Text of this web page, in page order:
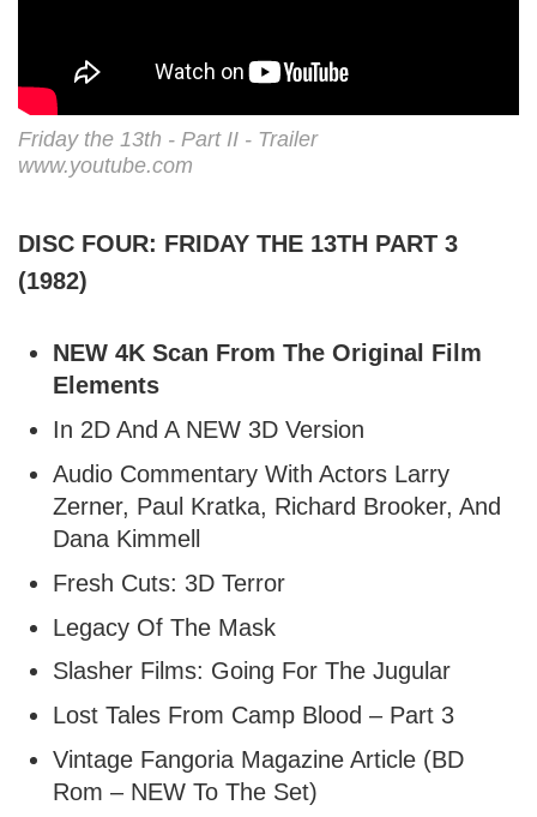
Friday the 13th - Part II - Trailer
www.youtube.com
DISC FOUR: FRIDAY THE 13TH PART 3
(1982)
NEW 4K Scan From The Original Film
Elements
In 2D And A NEW 3D Version
Audio Commentary With Actors Larry
Zerner, Paul Kratka, Richard Brooker, And
Dana Kimmell
Fresh Cuts: 3D Terror
Legacy Of The Mask
Slasher Films: Going For The Jugular
Lost Tales From Camp Blood – Part 3
Vintage Fangoria Magazine Article (BD
Rom – NEW To The Set)